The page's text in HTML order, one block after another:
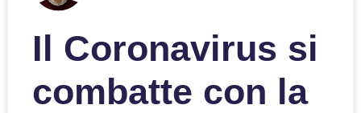
Il Coronavirus si
combatte con la